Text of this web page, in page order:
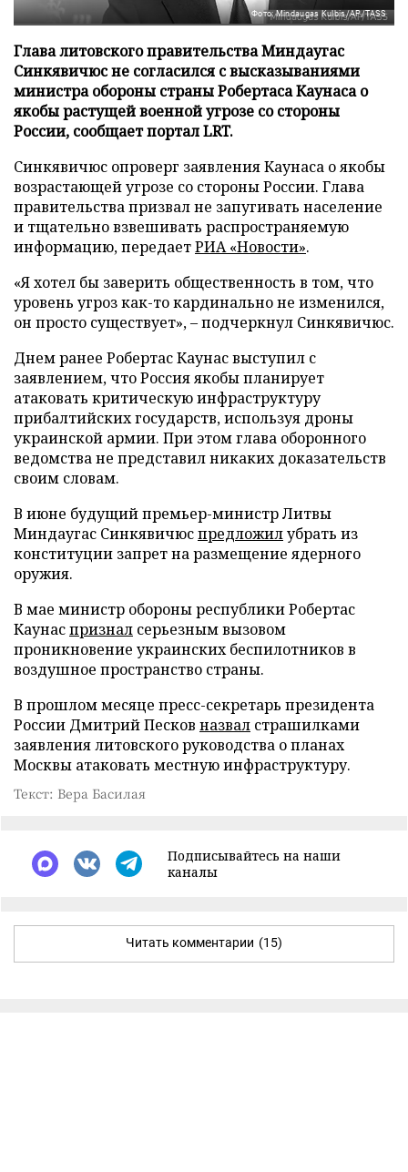
Фото: Mindaugas Kulbis/AP/TASS
Глава литовского правительства Миндаугас
Синкявичюс не согласился с высказываниями
министра обороны страны Робертаса Каунаса о
якобы растущей военной угрозе со стороны
России, сообщает портал LRT.
Синкявичюс опроверг заявления Каунаса о якобы
возрастающей угрозе со стороны России. Глава
правительства призвал не запугивать население
и тщательно взвешивать распространяемую
информацию, передаетРИА «Новости».
«Я хотел бы заверить общественность в том, что
уровень угроз как-то кардинально не изменился,
он просто существует», – подчеркнул Синкявичюс.
Днем ранее Робертас Каунас выступил с
заявлением, что Россия якобы планирует
атаковать критическую инфраструктуру
прибалтийских государств, используя дроны
украинской армии. При этом глава оборонного
ведомства не представил никаких доказательств
своим словам.
В июне будущий премьер-министр Литвы
Миндаугас Синкявичюспредложилубрать из
конституции запрет на размещение ядерного
оружия.
В мае министр обороны республики Робертас
Каунаспризнал серьезным вызовом
проникновение украинских беспилотников в
воздушное пространство страны.
В прошлом месяце пресс-секретарь президента
России Дмитрий Песков назвал страшилками
заявления литовского руководства о планах
Москвы атаковать местную инфраструктуру.
Текст: Вера Басилая
Подписывайтесь на наши
каналы
Читать комментарии (15)